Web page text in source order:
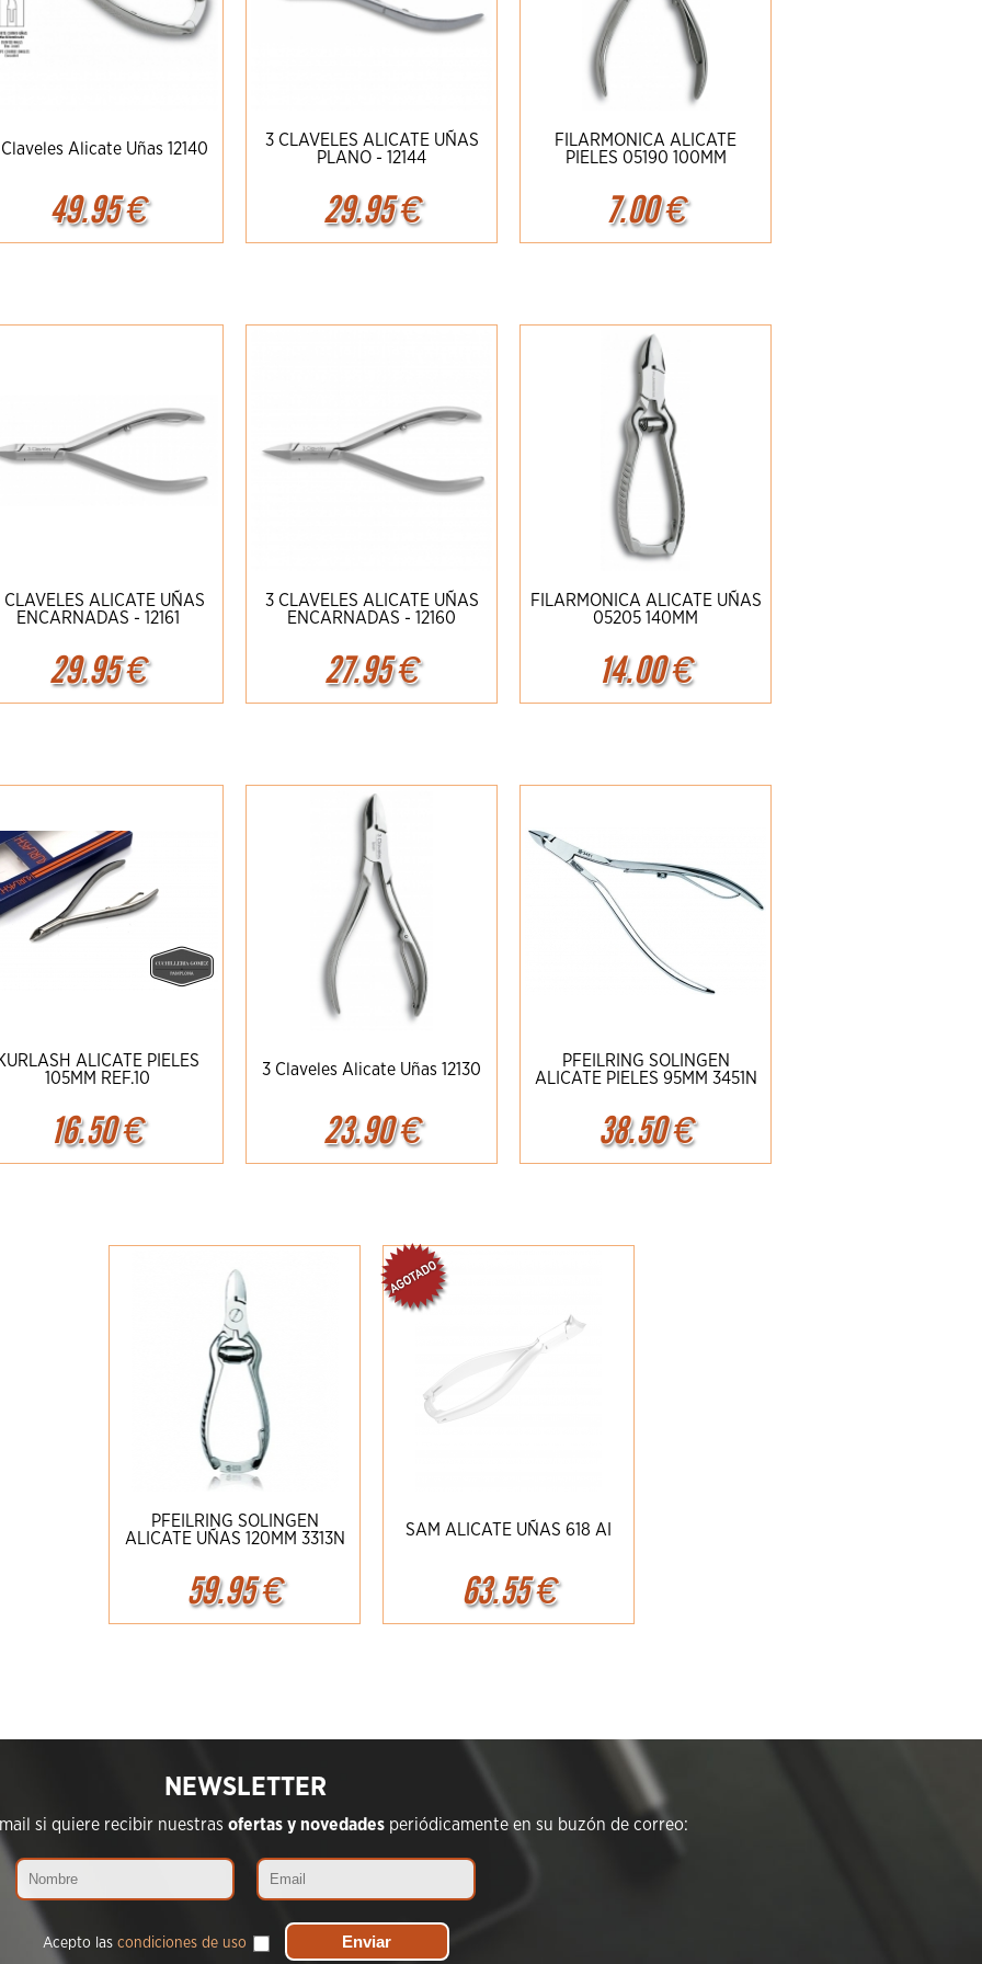
Alicate Uñas 12140
49.95€
Ampliar Detalles
3 CLAVELES ALICATE UÑAS
PLANO - 12144
29.95€
Ampliar Detalles
FILARMONICA ALICATE
PIELES 05190 100MM
7.00€
Ampliar Detalles
CLAVELES ALICATE UÑAS
ENCARNADAS - 12161
29.95€
Ampliar Detalles
3 CLAVELES ALICATE UÑAS
ENCARNADAS - 12160
27.95€
Ampliar Detalles
FILARMONICA ALICATE UÑAS
05205 140MM
14.00€
Ampliar Detalles
ALICATE PIELES
105MM REF.10
16.50€
Ampliar Detalles
3 Claveles Alicate Uñas 12130
23.90€
Ampliar Detalles
PFEILRING SOLINGEN
ALICATE PIELES 95MM 3451N
38.50€
Ampliar Detalles
PFEILRING SOLINGEN
ALICATE UÑAS 120MM 3313N
59.95€
Ampliar Detalles
SAM ALICATE UÑAS 618 AI
63.55€
Ampliar Detalles
NEWSLETTER
si quiere recibir nuestras ofertas y novedadesperiódicamente en su buzón de correo:
Acepto las condiciones de uso